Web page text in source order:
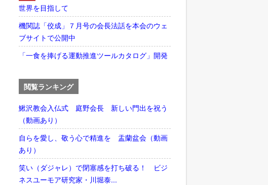
世界を目指して
機関誌「佼成」７月号の会長法話を本会のウェ
ブサイトで公開中
「一食を捧げる運動推進ツールカタログ」開発
閲覧ランキング
鰍沢教会入仏式 庭野会長 新しい門出を祝う
（動画あり）
自らを愛し、敬う心で精進を 盂蘭盆会（動画
あり）
笑い（ダジャレ）で閉塞感を打ち破る！ ビジ
ネスユーモア研究家・川堀泰...